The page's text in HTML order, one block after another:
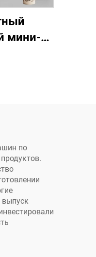
мини-
по
выпуск